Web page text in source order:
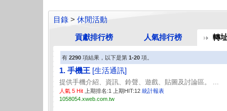
目錄 > 休閒活動
貢獻排行榜 人氣排行榜 轉
有 2290 項結果，以下是第 1-20 項。
1. 手機王 [生活通訊]
提供手機介紹、資訊、鈴聲、遊戲、貼圖及討論區。 ...
人氣 5 Hit 上期排名:1 上期HIT:12 統計報表
1058054.xweb.com.tw